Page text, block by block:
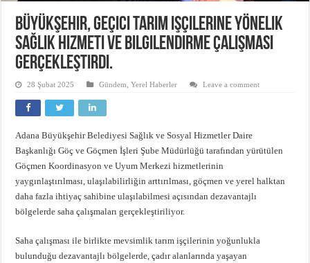
Büyükşehir, geçici tarım işçilerine yönelik
sağlık hizmeti ve bilgilendirme çalışması
gerçekleştirdi.
28 Şubat 2025 Gündem ,Yerel Haberler Leave a comment
Adana Büyükşehir Belediyesi Sağlık ve Sosyal Hizmetler Daire
Başkanlığı Göç ve Göçmen İşleri Şube Müdürlüğü tarafından yürütülen
Göçmen Koordinasyon ve Uyum Merkezi hizmetlerinin
yaygınlaştırılması, ulaşılabilirliğin arttırılması, göçmen ve yerel halktan
daha fazla ihtiyaç sahibine ulaşılabilmesi açısından dezavantajlı
bölgelerde saha çalışmaları gerçekleştiriliyor.
Saha çalışması ile birlikte mevsimlik tarım işçilerinin yoğunlukla
bulunduğu dezavantajlı bölgelerde, çadır alanlarında yaşayan